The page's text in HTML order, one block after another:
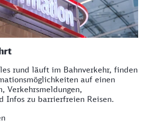
rund läuft im Bahnverkehr, finden
auf einen
Verkehrsmeldungen,
Infos zu barrierfreien Reisen.